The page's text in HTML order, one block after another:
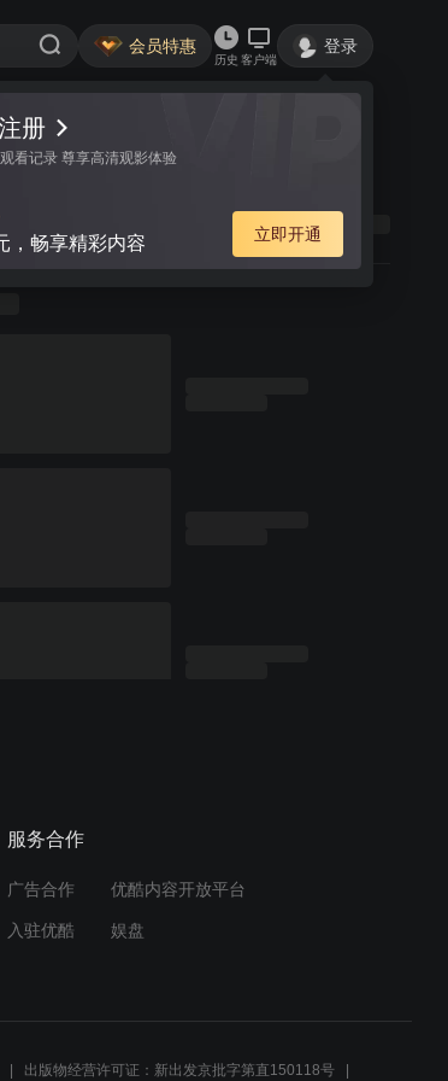
会员特惠
历史 客户端
登录
服务合作
广告合作 优酷内容开放平台
入驻优酷 娱盘
出版物经营许可证：新出发京批字第直150118号